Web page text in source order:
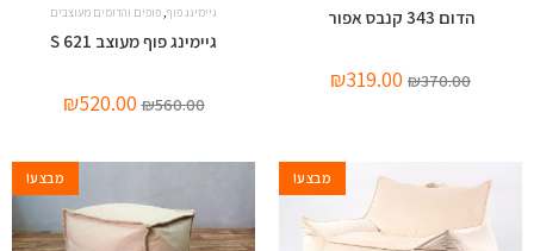
הדום 343 קנבס אפור
₪370.00
₪319.00
גיימינג פוף, פופים והדומים מעוצבים
גיימינג פוף מעוצב 621 S
₪560.00
₪520.00
מבצע! מבצע!